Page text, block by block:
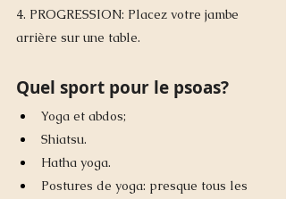
4. PROGRESSION: Placez votre jambe
arrière sur une table.
Quel sport pour le psoas?
Yoga et abdos;
Shiatsu.
Hatha yoga.
Postures de yoga: presque tous les